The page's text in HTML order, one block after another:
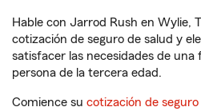
Hable con Jarrod Rush en Wylie,
cotización de seguro de salud y
satisfacer las necesidades de
persona de la tercera edad.
Comience su cotización de